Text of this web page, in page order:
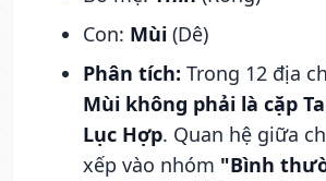
Con: Mùi (Dê)
Phân tích: Trong 12 địa
Mùi không phải là cặp
Lục Hợp. Quan hệ giữa
xếp vào nhóm "Bình